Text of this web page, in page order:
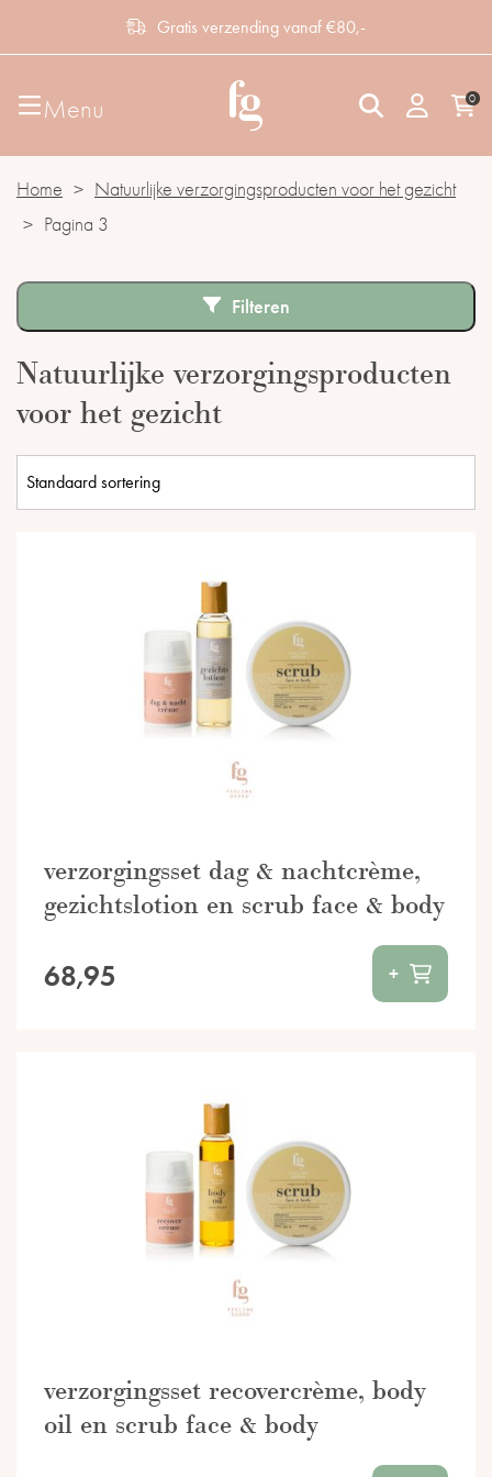
Gratis verzending vanaf €80,-
Menu 0
Home > Natuurlijke verzorgingsproducten voor het gezicht
> Pagina 3
Filteren
Natuurlijke verzorgingsproducten
voor het gezicht
verzorgingsset dag & nachtcrème,
gezichtslotion en scrub face & body
68,95 +
verzorgingsset recovercrème, body
oil en scrub face & body